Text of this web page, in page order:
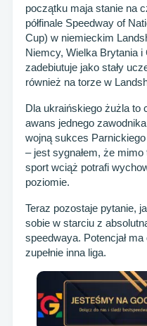
początku maja stanie na
półfinale Speedway of
Cup) w niemieckim
Niemcy, Wielka Brytania
zadebiutuje jako stały
również na torze w
Dla ukraińskiego żużla to
awans jednego
wojną sukces
– jest sygnałem, że
sport wciąż potrafi
poziomie.
Teraz pozostaje pytanie,
sobie w starciu z
speedwaya. Potencjał
zupełnie inna liga.